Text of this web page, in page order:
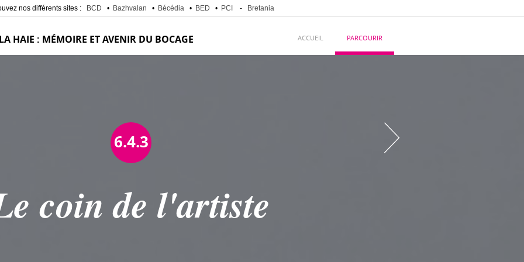
nos différents sites : BCD • Bazhvalan • Bécédia • BED • PCI - Bretania
HAIE : MÉMOIRE ET AVENIR DU BOCAGE ACCUEIL PARCOURIR
6.4.3
coin de l'artiste